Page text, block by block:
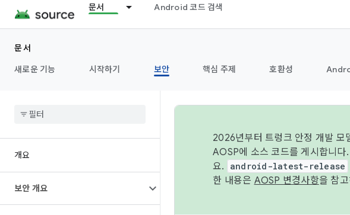
문서 Android 코드 검색
문서
새로운 기능
시작하기 보안 핵심 주제 호환성
개요
보안 개요
2026년부터 트렁크 안정 개발 모
AOSP에 소스 코드를 게시합니
요.
android-latest-release
한 내용은 AOSP 변경사항을 참